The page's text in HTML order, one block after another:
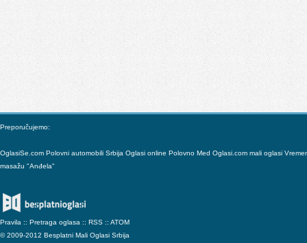
Preporučujemo:
OglasiSe.com Polovni automobili Srbija Oglasi online Polovno Med Oglasi.com mali oglasi
masažu "Anđela"
Pravila :: Pretraga oglasa :: RSS :: ATOM
© 2009-2012 Besplatni Mali Oglasi Srbija